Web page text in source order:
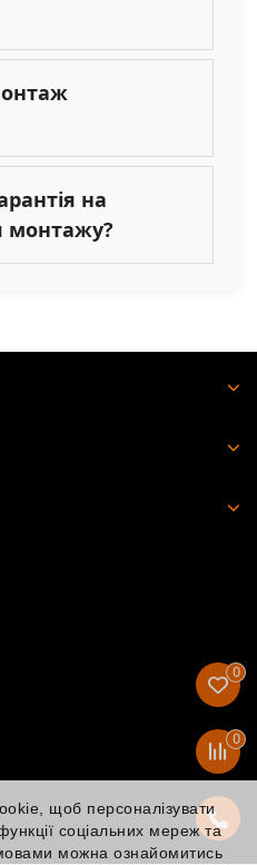
на
монтажу?
щоб персоналізувати
соціальних мереж та
можна ознайомитись
0
0